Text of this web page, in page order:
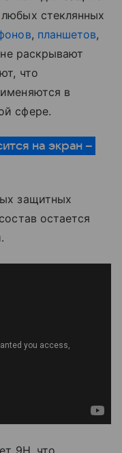
стеклянных
, планшетов,
не раскрывают
что
в
сфере.
на экран –
защитных
остается
9H, что